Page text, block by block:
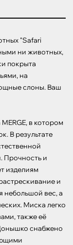
"Safari
ни животных,
покрыта
на
слоны. Ваш
в котором
В результате
Прочность и
изделиям
и
небольшой вес, а
Миска легко
также её
снабжено